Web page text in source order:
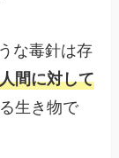
な毒針は存
間に対して
生き物で